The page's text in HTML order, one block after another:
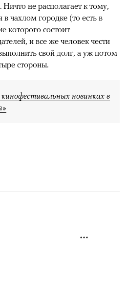
Ничто не располагает к тому,
чахлом городке (то есть в
которого состоит
и все же человек чести
свой долг, а уж потом
стороны.
новинках в